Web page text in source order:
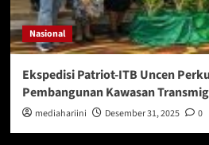
Nasional
Ekspedisi Patriot-ITB Uncen
Pembangunan Kawasan
mediahariini Desember 31, 2025 0